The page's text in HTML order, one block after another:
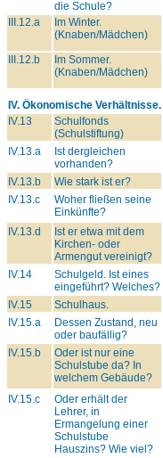
die Schule?
III.12.a
Im Winter.
(Knaben/Mädchen)
III.12.b
Im Sommer.
(Knaben/Mädchen)
IV. Ökonomische Verhältnisse.
IV.13
Schulfonds
(Schulstiftung)
IV.13.a
Ist dergleichen
vorhanden?
IV.13.b Wie stark ist er?
IV.13.c
Woher fließen seine
Einkünfte?
IV.13.d
Ist er etwa mit dem
Kirchen- oder
Armengut vereinigt?
IV.14
Schulgeld. Ist eines
eingeführt? Welches?
IV.15 Schulhaus.
IV.15.a
Dessen Zustand, neu
oder baufällig?
IV.15.b
Oder ist nur eine
Schulstube da? In
welchem Gebäude?
IV.15.c
Oder erhält der
Lehrer, in
Ermangelung einer
Schulstube
Hauszins? Wie viel?